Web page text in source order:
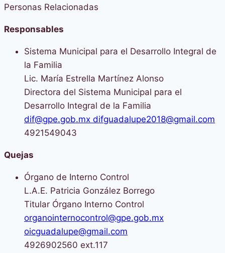
Personas Relacionadas
Responsables
Sistema Municipal para el Desarrollo Integral de
la Familia
Lic. María Estrella Martínez Alonso
Directora del Sistema Municipal para el
Desarrollo Integral de la Familia
dif@gpe.gob.mx difguadalupe2018@gmail.com
4921549043
Quejas
Órgano de Interno Control
L.A.E. Patricia González Borrego
Titular Órgano Interno Control
organointernocontrol@gpe.gob.mx
oicguadalupe@gmail.com
4926902560 ext.117